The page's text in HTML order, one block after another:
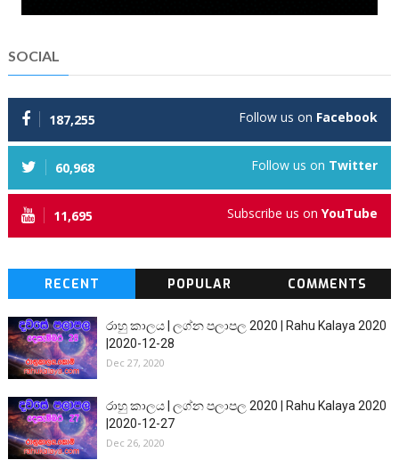
SOCIAL
187,255 Follow us on Facebook
60,968 Follow us on Twitter
11,695 Subscribe us onYouTube
RECENT POPULAR COMMENTS
රාහු කාලය | ලග්න පලාපල 2020 | Rahu Kalaya 2020
|2020-12-28
Dec 27, 2020
රාහු කාලය | ලග්න පලාපල 2020 | Rahu Kalaya 2020
|2020-12-27
Dec 26, 2020